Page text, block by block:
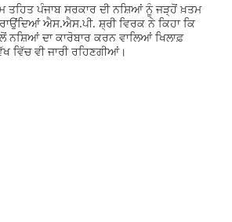
ਤਹਿਤ ਪੰਜਾਬ ਸਰਕਾਰ ਦੀ ਨਸ਼ਿਆਂ ਨੂੰ ਜੜ੍ਹੋਂ ਖ਼ਤਮ
ਐਸ.ਐਸ.ਪੀ. ਸ਼੍ਰੀ ਵਿਰਕ ਨੇ ਕਿਹਾ ਕਿ
ਨਸ਼ਿਆਂ ਦਾ ਕਾਰੋਬਾਰ ਕਰਨ ਵਾਲਿਆਂ ਖਿਲਾਫ਼
ਵਿੱਚ ਵੀ ਜਾਰੀ ਰਹਿਣਗੀਆਂ।